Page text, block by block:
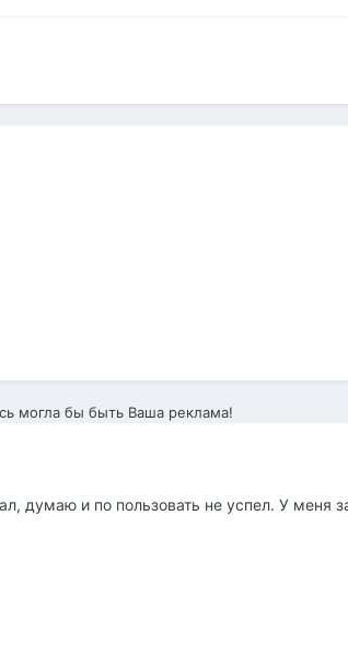
могла бы быть Ваша реклама!
думаю и по пользовать не успел. У меня